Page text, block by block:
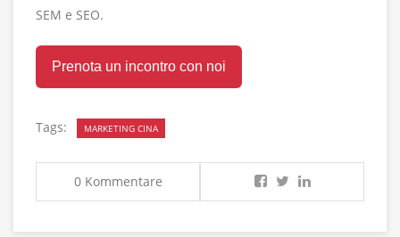
SEM e SEO.
Prenota un incontro con noi
Tags: MARKETING CINA
0 Kommentare